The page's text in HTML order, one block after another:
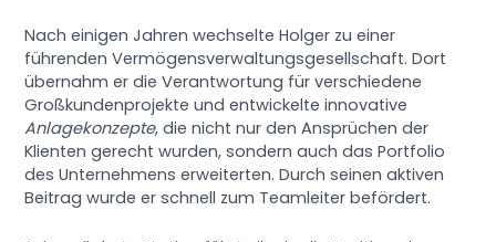
Nach einigen Jahren wechselte Holger zu einer
führenden Vermögensverwaltungsgesellschaft. Dort
übernahm er die Verantwortung für verschiedene
Großkundenprojekte und entwickelte innovative
Anlagekonzepte, die nicht nur den Ansprüchen der
Klienten gerecht wurden, sondern auch das Portfolio
des Unternehmens erweiterten. Durch seinen aktiven
Beitrag wurde er schnell zum Teamleiter befördert.